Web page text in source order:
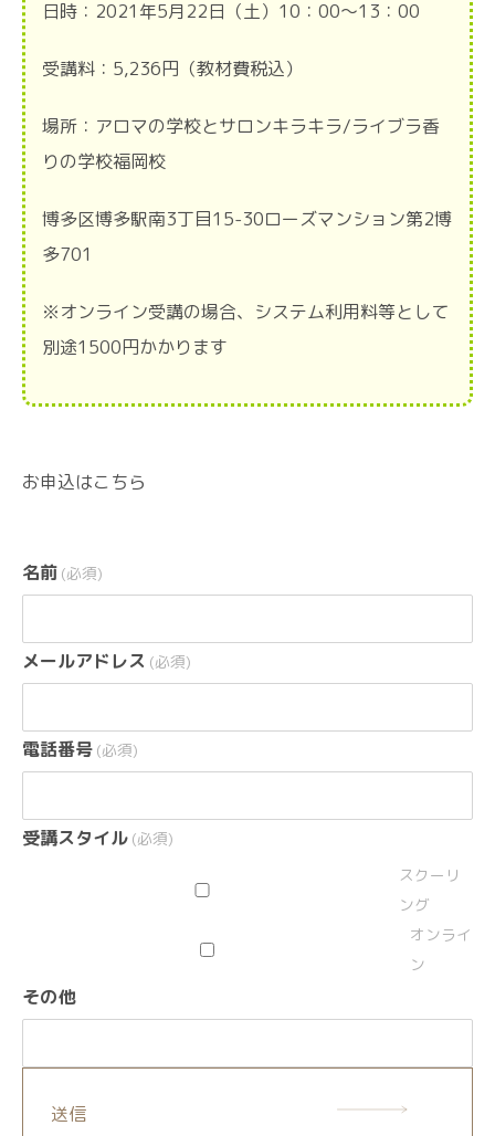
日時：2021年5月22日（土）10：00～13：00
受講料：5,236円（教材費税込）
場所：アロマの学校とサロンキラキラ/ライブラ香
りの学校福岡校
博多区博多駅南3丁目15-30ローズマンション第2博
多701
※オンライン受講の場合、システム利用料等として
別途1500円かかります
お申込はこちら
名前 (必須)
メールアドレス (必須)
電話番号 (必須)
受講スタイル (必須)
スクーリ
ング
オンライ
ン
その他
送信